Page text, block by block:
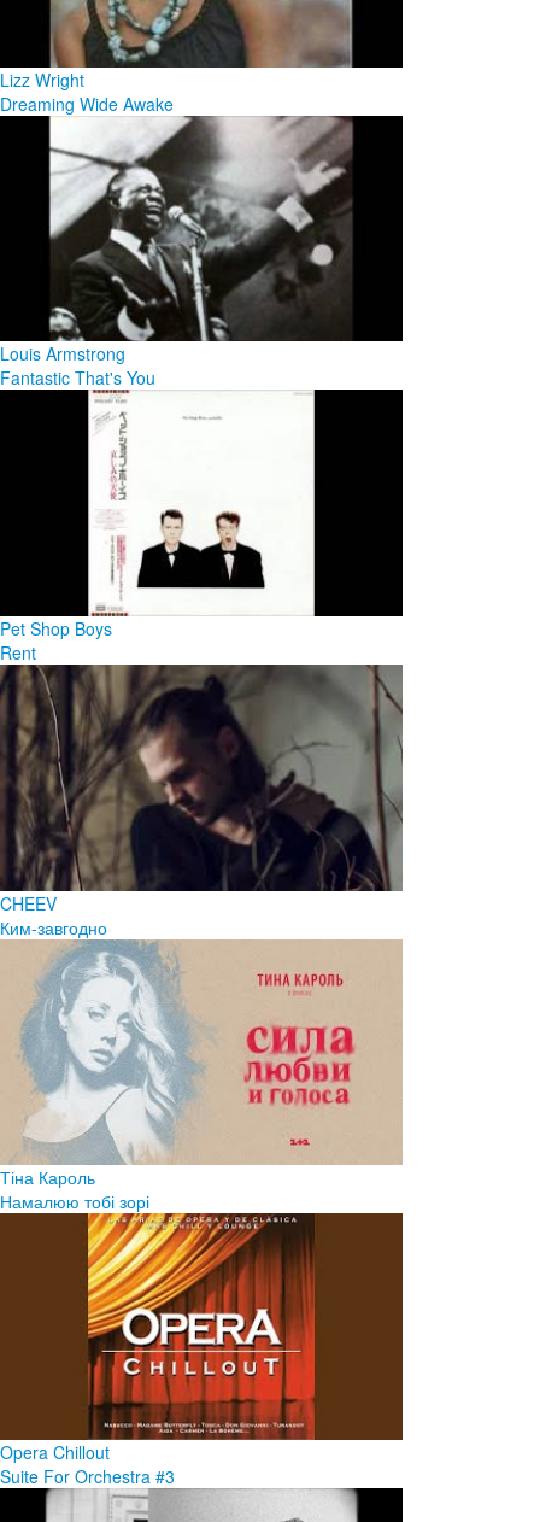
Lizz Wright
Dreaming Wide Awake
Louis Armstrong
Fantastic That's You
Pet Shop Boys
Rent
CHEEV
Ким-завгодно
Тіна Кароль
Намалюю тобі зорі
Opera Chillout
Suite For Orchestra #3